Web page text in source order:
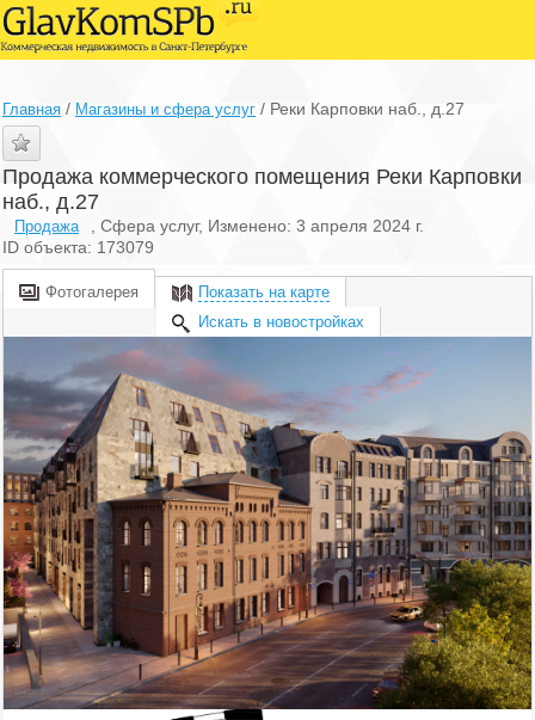
Главная / Магазины и сфера услуг / Реки Карповки наб., д.27
Продажа коммерческого помещения Реки Карповки
наб., д.27
Продажа
, Сфера услуг, Изменено: 3 апреля 2024 г.
ID объекта: 173079
Фотогалерея
Показать на карте
Искать в новостройках